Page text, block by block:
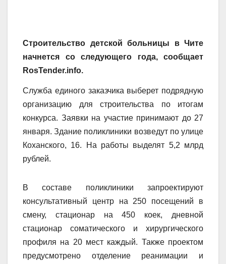
Строительство детской больницы в Чите
начнется со следующего года, сообщает
RosTender.info.
Служба единого заказчика выберет подрядную
организацию для строительства по итогам
конкурса. Заявки на участие принимают до 27
января. Здание поликлиники возведут по улице
Коханского, 16. На работы выделят 5,2 млрд
рублей.
В составе поликлиники запроектируют
консультативный центр на 250 посещений в
смену, стационар на 450 коек, дневной
стационар соматического и хирургического
профиля на 20 мест каждый. Также проектом
предусмотрено отделение реанимации и